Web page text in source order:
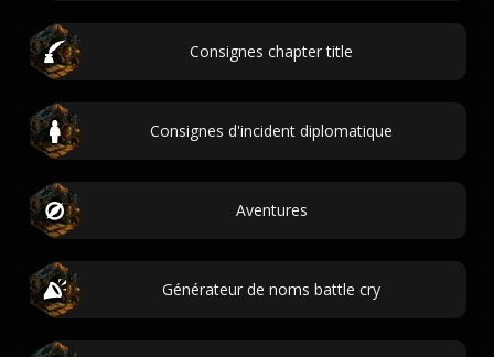
Consignes chapter title
Consignes d'incident diplomatique
Aventures
Générateur de noms battle cry